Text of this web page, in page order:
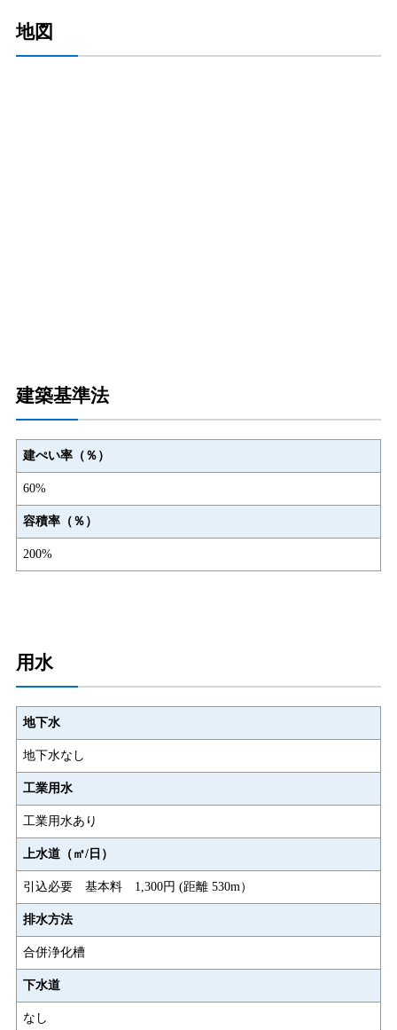
地図
建築基準法
建ぺい率（％）
60%
容積率（％）
200%
用水
地下水
地下水なし
工業用水
工業用水あり
上水道（㎡/日）
引込必要 基本料 1,300円 (距離 530m）
排水方法
合併浄化槽
下水道
なし